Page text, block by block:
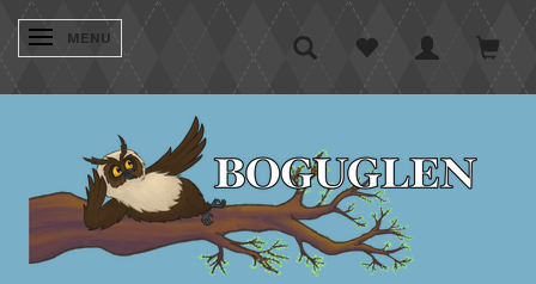
SKIFTE NAVIGATION
MENU